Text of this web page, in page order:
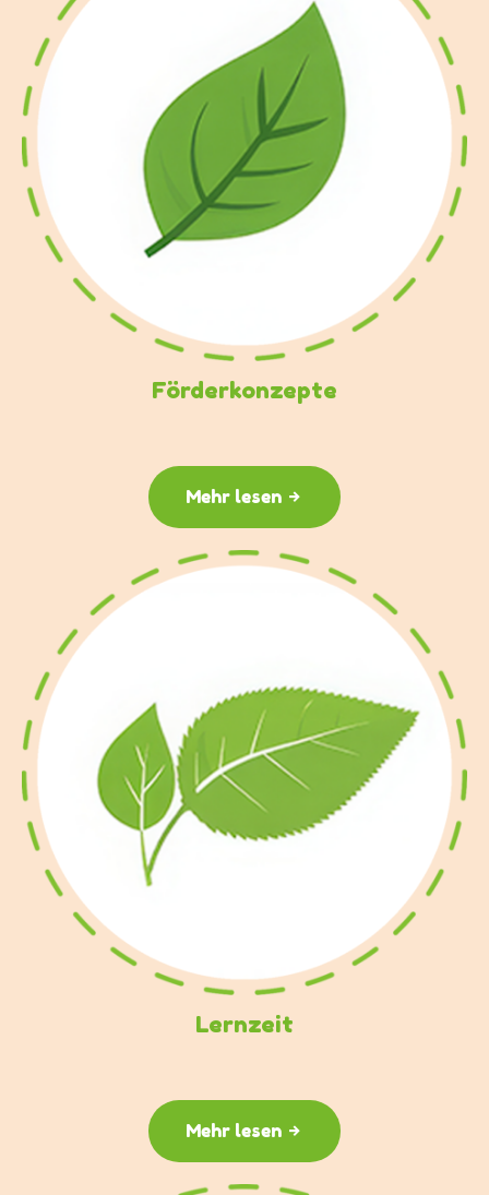
Förderkonzepte
Mehr lesen
Lernzeit
Mehr lesen